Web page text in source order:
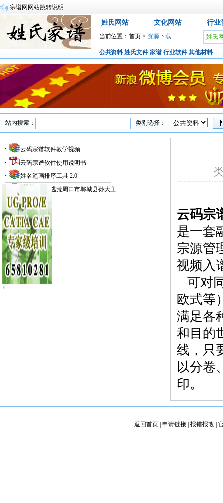
宗谱网网站跳转说明
姓氏网站 文化网站 行业
当前位置： 首页 > 资源下载 姓氏
公共资料 姓氏文件 家谱 行业软件 其他材料
×
站内搜索： 类别选择：
云码宗谱软件教学视频
云码宗谱软件使用说明书
姓名笔画排序工具 2.0
山东枣林庄逃荒周口市郸城县孙大庄
云码宗
是一套
宗源管
视频入
可对
欧式等
满足各
和目的
线，只
以分卷
印。
返回首页| 申请链接| 报错报改